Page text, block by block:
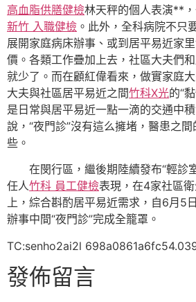
高血脂供膳健檢林天秤的個人表演**
新竹 入職健檢 。此外，全科病院不只
展開家庭病床辦事、或到居平易近家
價。各類工作疊加上去，社區大夫們
就少了。而在顧紅偉看來，做實家庭
大夫與社區居平易近之間竹科X光的“
是日常與居平易近一點一滴的交通中
說，“夜門診”沒有這么擁堵，醫患之
些。
在閔行區，繼後期陸續發布“輕診
任人竹科 員工健檢表現，在4家社區
上，綜合斟酌居平易近需求，自6月5
辦事中間“夜門診”完成全籠罩。
TC:senho2ai2l
發佈留言